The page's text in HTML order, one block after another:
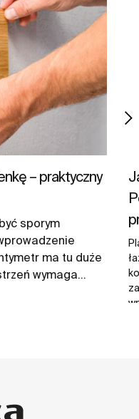
– praktyczny
sporym
ma tu duże
wymaga